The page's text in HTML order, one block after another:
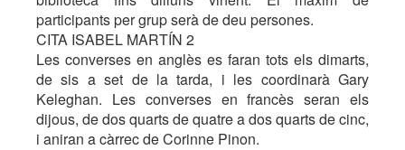
participants per grup serà de deu persones.
CITA ISABEL MARTÍN 2
Les converses en anglès es faran tots els dimarts,
de sis a set de la tarda, i les coordinarà Gary
Keleghan. Les converses en francès seran els
dijous, de dos quarts de quatre a dos quarts de cinc,
i aniran a càrrec de Corinne Pinon.